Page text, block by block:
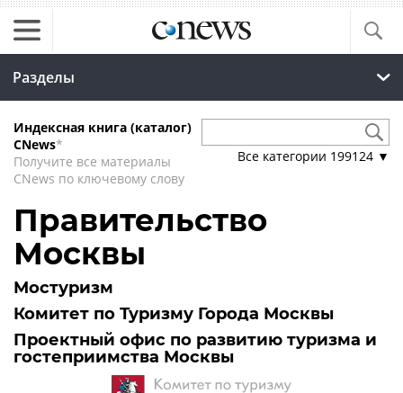
Разделы
Индексная книга (каталог)
CNews*
Получите все материалы
CNews по ключевому слову
Все категории 199124 ▼
Правительство
Москвы
Мостуризм
Комитет по Туризму Города Москвы
Проектный офис по развитию туризма и
гостеприимства Москвы